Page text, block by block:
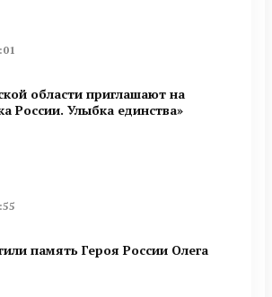
области приглашают на
России. Улыбка единства»
память Героя России Олега